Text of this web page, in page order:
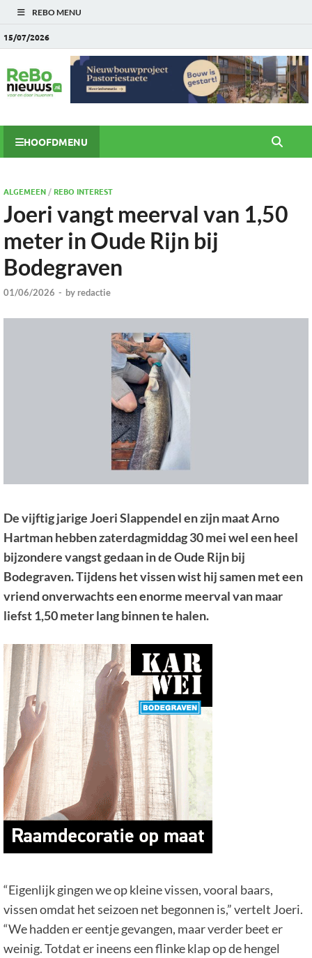
REBO MENU
15/07/2026
HOOFDMENU
ALGEMEEN/ REBO INTEREST
Joeri vangt meerval van 1,50
meter in Oude Rijn bij
Bodegraven
01/06/2026 - by redactie
De vijftig jarige Joeri Slappendel en zijn maat Arno
Hartman hebben zaterdagmiddag 30 mei wel een heel
bijzondere vangst gedaan in de Oude Rijn bij
Bodegraven. Tijdens het vissen wist hij samen met een
vriend onverwachts een enorme meerval van maar
liefst 1,50 meter lang binnen te halen.
“Eigenlijk gingen we op kleine vissen, vooral baars,
vissen omdat het seizoen net begonnen is,” vertelt Joeri.
“We hadden er eentje gevangen, maar verder beet er
weinig. Totdat er ineens een flinke klap op de hengel